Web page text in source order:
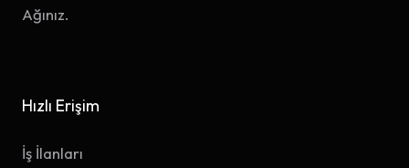
Ağınız.
Hızlı Erişim
İş İlanları